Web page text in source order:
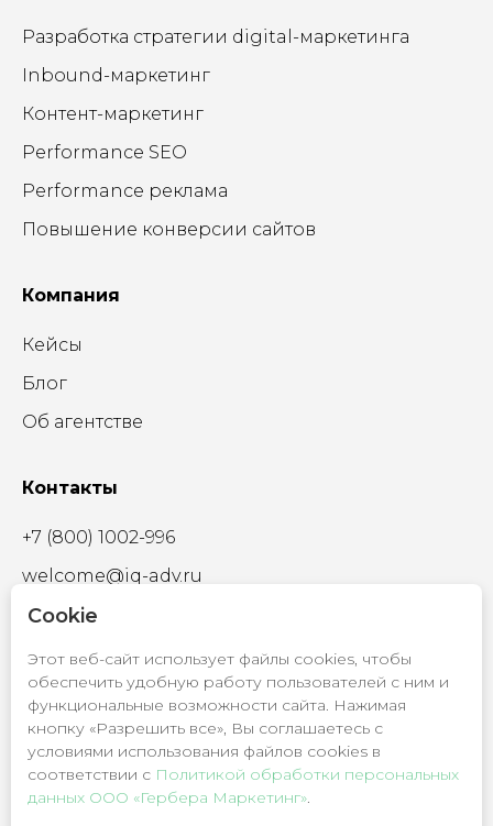
© 2009 - 2026
ООО «Гербера Маркетинг»
Политика обработки
персональных данных
Разработка стратегии digital-маркетинга
Inbound-маркетинг
Контент-маркетинг
Performance SEO
Performance реклама
Повышение конверсии сайтов
Компания
Кейсы
Блог
Об агентстве
Контакты
+7 (800) 1002-996
welcome@iq-adv.ru
Cookie
Этот веб-сайт использует файлы cookies, чтобы
обеспечить удобную работу пользователей с ним и
функциональные возможности сайта. Нажимая
кнопку «Разрешить все», Вы соглашаетесь с
условиями использования файлов cookies в
соответствии c Политикой обработки персональных
данных ООО «Гербера Маркетинг».